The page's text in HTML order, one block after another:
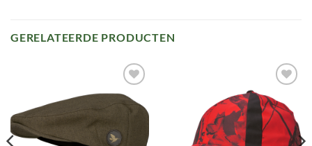
GERELATEERDE PRODUCTEN
Toevoegen
Toevoegen
aan
verlanglijst